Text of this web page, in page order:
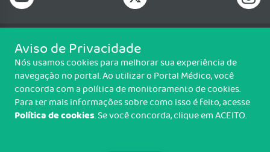
Telefone: (63) 2111 8100
Email: crmto@portalmedico.org.br
ACSV 71 (704 Sul), Av. LO 15, Lote 18, 1° piso, Plano Diretor Sul, Palmas/TO,
CEP: 77022-322
Copyright CRM-TO. Todos os direitos reservados.
Aviso de Privacidade
Nós usamos cookies para melhorar sua experiência de
navegação no portal. Ao utilizar o Portal Médico, você
concorda com a política de monitoramento de cookies.
Para ter mais informações sobre como isso é feito, acesse
Política de cookies. Se você concorda, clique em ACEITO.